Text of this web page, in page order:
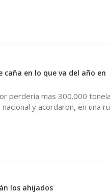
en lo que va del año en
perdería mas 300.000
y acordaron, en una
los ahijados